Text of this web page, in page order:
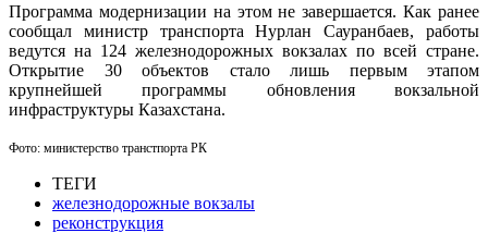
Программа модернизации на этом не завершается. Как ранее
сообщал министр транспорта Нурлан Сауранбаев, работы
ведутся на 124 железнодорожных вокзалах по всей стране.
Открытие 30 объектов стало лишь первым этапом
крупнейшей программы обновления вокзальной
инфраструктуры Казахстана.
Фото: министерство транстпорта РК
ТЕГИ
железнодорожные вокзалы
реконструкция